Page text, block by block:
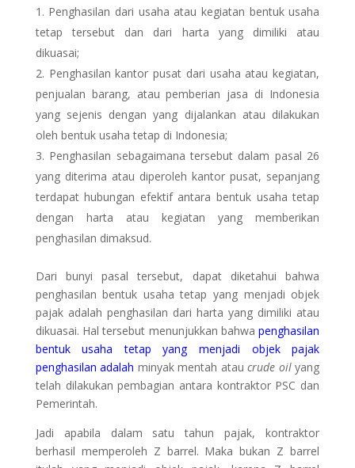
Penghasilan dari usaha atau kegiatan bentuk usaha
tetap tersebut dan dari harta yang dimiliki atau
dikuasai;
Penghasilan kantor pusat dari usaha atau kegiatan,
penjualan barang, atau pemberian jasa di Indonesia
yang sejenis dengan yang dijalankan atau dilakukan
oleh bentuk usaha tetap di Indonesia;
Penghasilan sebagaimana tersebut dalam pasal 26
yang diterima atau diperoleh kantor pusat, sepanjang
terdapat hubungan efektif antara bentuk usaha tetap
dengan harta atau kegiatan yang memberikan
penghasilan dimaksud.
Dari bunyi pasal tersebut, dapat diketahui bahwa
penghasilan bentuk usaha tetap yang menjadi objek
pajak adalah penghasilan dari harta yang dimiliki atau
dikuasai. Hal tersebut menunjukkan bahwapenghasilan
bentuk usaha tetap yang menjadi objek pajak
penghasilan adalah minyak mentah ataucrude oilyang
telah dilakukan pembagian antara kontraktor PSC dan
Pemerintah.
Jadi apabila dalam satu tahun pajak, kontraktor
berhasil memperoleh Z barrel. Maka bukan Z barrel